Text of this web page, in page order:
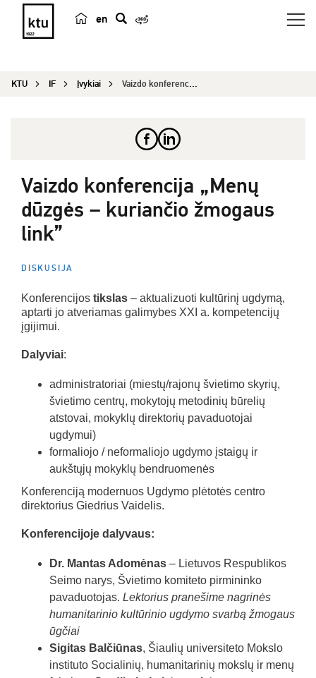
en
e
KTU IF Įvykiai Vaizdo konferencija „Menų dūzgės – k...
Vaizdo konferencija „Menų
dūzgės – kuriančio žmogaus
link”
DISKUSIJA
Konferencijos tikslas – aktualizuoti kultūrinį ugdymą,
aptarti jo atveriamas galimybes XXI a. kompetencijų
įgijimui.
Dalyviai:
administratoriai (miestų/rajonų švietimo skyrių,
švietimo centrų, mokytojų metodinių būrelių
atstovai, mokyklų direktorių pavaduotojai
ugdymui)
formaliojo / neformaliojo ugdymo įstaigų ir
aukštųjų mokyklų bendruomenės
Konferenciją modernuos Ugdymo plėtotės centro
direktorius Giedrius Vaidelis.
Konferencijoje dalyvaus:
Dr. Mantas Adomėnas – Lietuvos Respublikos
Seimo narys, Švietimo komiteto pirmininko
pavaduotojas. Lektorius pranešime nagrinės
humanitarinio kultūrinio ugdymo svarbą žmogaus
ūgčiai
Sigitas Balčiūnas, Šiaulių universiteto Mokslo
instituto Socialinių, humanitarinių mokslų ir menų